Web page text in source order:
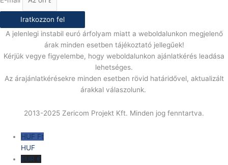
Iratkozzon fel
A jelenlegi instabil euró árfolyam miatt a weboldalunkon megjelenő
árak minden esetben tájékoztató jellegűek!
Kérjük vegye figyelembe, hogy weboldalunkon ajánlatkérés leadása
lehetséges.
Az árajánlatkérésekre minden esetben rövid határidővel, aktualizált
árakkal válaszolunk.
2013-2025 Zericom Projekt Kft. Minden jog fenntartva.
HUF Ft
HUF
EUR €